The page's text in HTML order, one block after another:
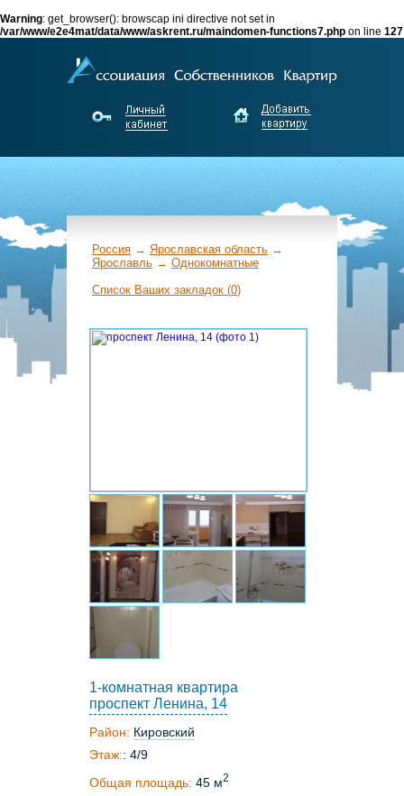
Warning: get_browser(): browscap ini directive not set in
/var/www/e2e4mat/data/www/askrent.ru/maindomen-functions7.php on line 127
Россия → Ярославская область →
Ярославль → Однокомнатные
←
Список Ваших закладок (0)
1-комнатная квартира
проспект Ленина, 14
Район: Кировский
Этаж:: 4/9
Общая площадь: 45 м2